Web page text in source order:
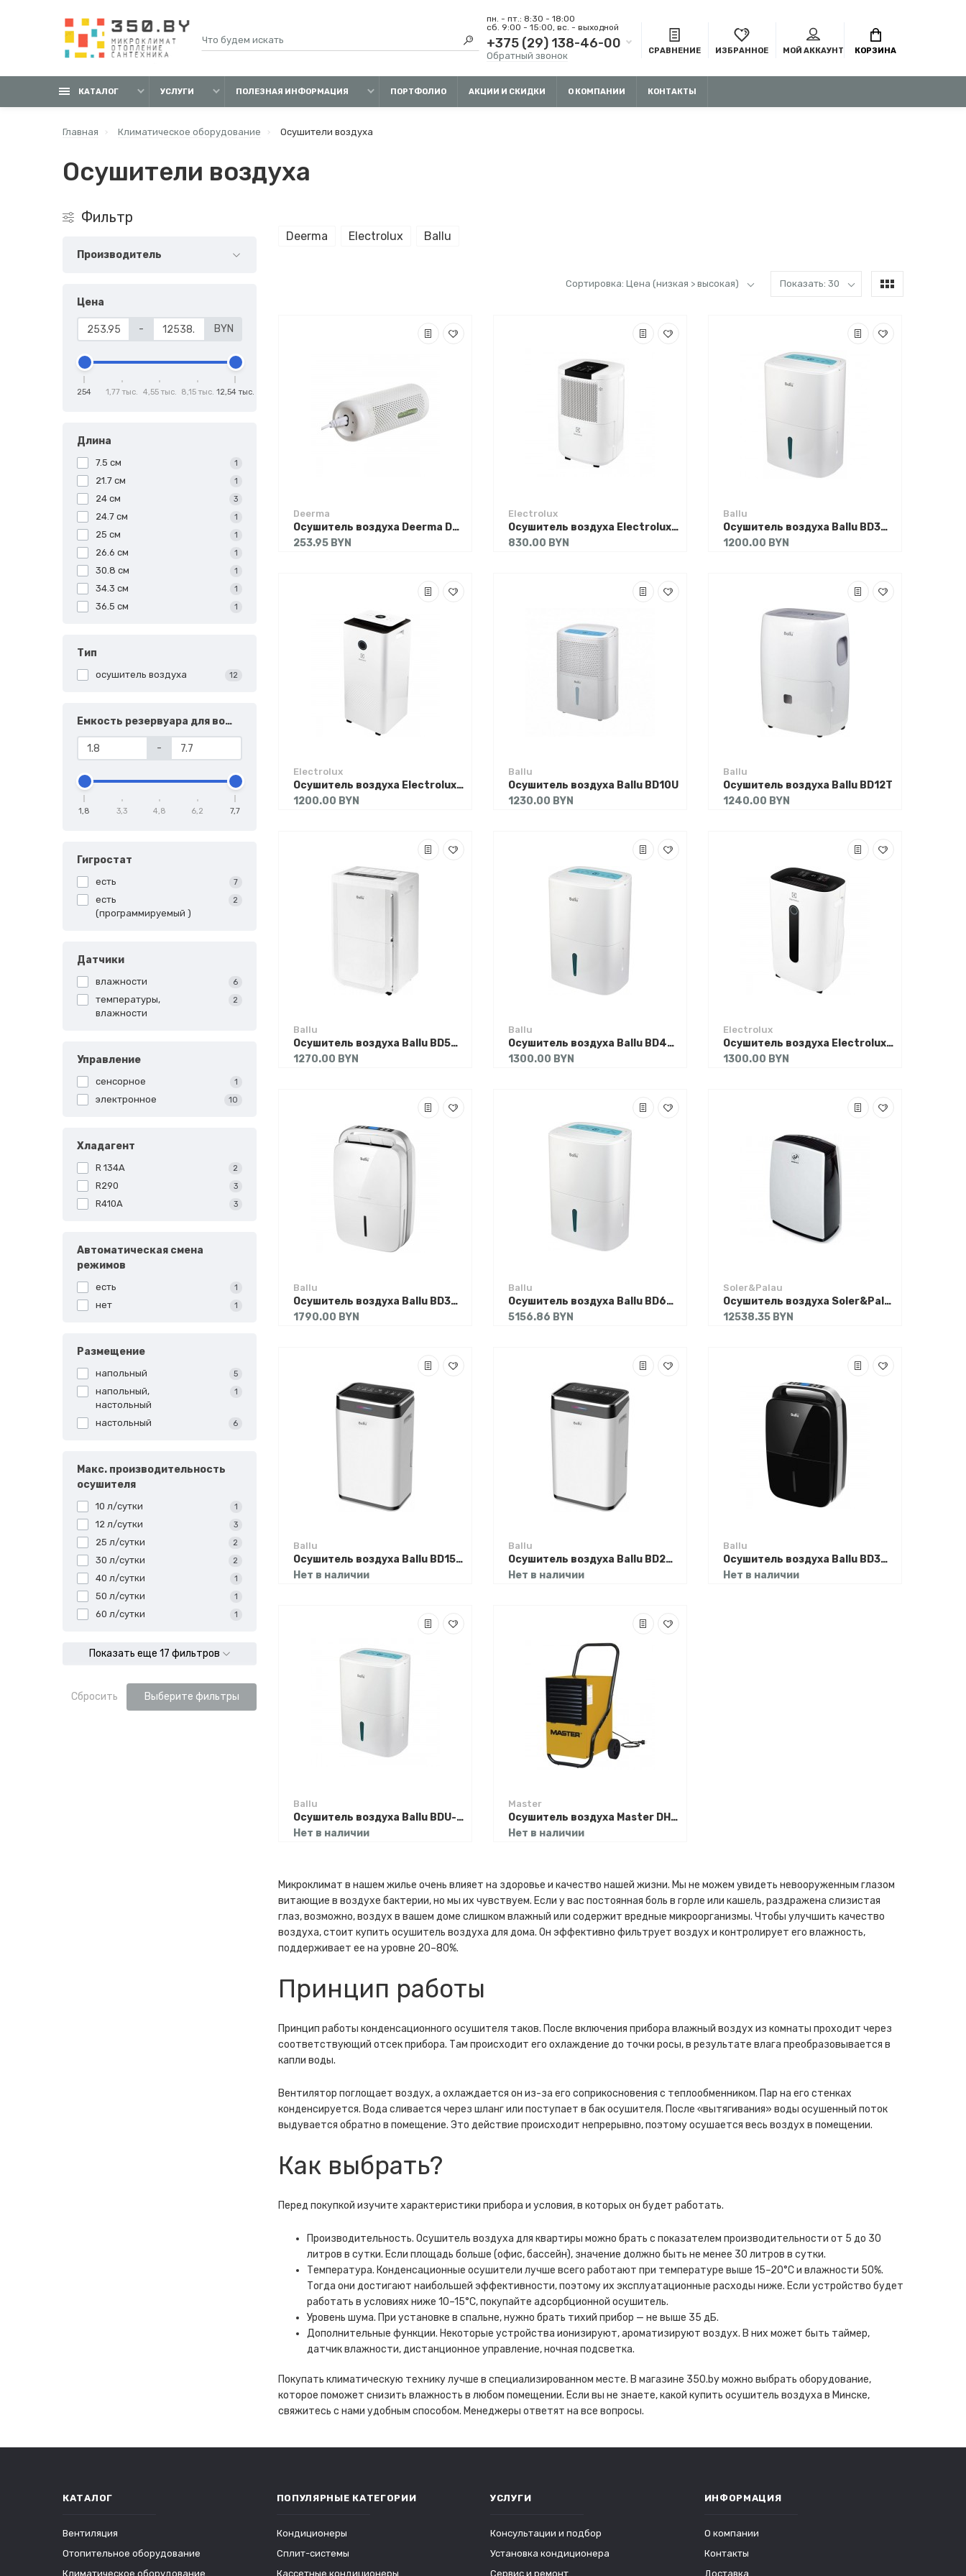
пн. - пт.: 8:30 - 18:00
сб. 9:00 - 15:00, вс. - выходной
+375 (29) 138-46-00
Обратный звонок СРАВНЕНИЕ ИЗБРАННОЕ МОЙ АККАУНТ КОРЗИНА
КАТАЛОГ УСЛУГИ ПОЛЕЗНАЯ ИНФОРМАЦИЯ ПОРТФОЛИО АКЦИИ И СКИДКИ О КОМПАНИИ КОНТАКТЫ
Главная Климатическое оборудование Осушители воздуха
Осушители воздуха
Фильтр
Производитель
Цена
- BYN
254 1,77 тыс. 4,55 тыс. 8,15 тыс. 12,54 тыс.
Длина
7.5 см 1
21.7 см 1
24 см 3
24.7 см 1
25 см 1
26.6 см 1
30.8 см 1
34.3 см 1
36.5 см 1
Тип
осушитель воздуха 12
Емкость резервуара для воды
-
1,8 3,3 4,8 6,2 7,7
Гигростат
есть 7
есть
(программируемый )
2
Датчики
влажности 6
температуры,
влажности
2
Управление
сенсорное 1
электронное 10
Хладагент
R 134A 2
R290 3
R410A 3
Автоматическая смена
режимов
есть 1
нет 1
Размещение
напольный 5
напольный,
настольный
1
настольный 6
Макс. производительность
осушителя
10 л/сутки 1
12 л/сутки 3
25 л/сутки 2
30 л/сутки 2
40 л/сутки 1
50 л/сутки 1
60 л/сутки 1
Показать еще 17 фильтров
Сбросить Выберите фильтры
Deerma Electrolux Ballu
Сортировка: Цена (низкая > высокая) Показать: 30
Deerma
Осушитель воздуха Deerma DEM-CS50MW
253.95 BYN
Electrolux
Осушитель воздуха Electrolux EDH-12L
830.00 BYN
Ballu
Осушитель воздуха Ballu BD30U
1200.00 BYN
Electrolux
Осушитель воздуха Electrolux EDH-25L
1200.00 BYN
Ballu
Осушитель воздуха Ballu BD10U
1230.00 BYN
Ballu
Осушитель воздуха Ballu BD12T
1240.00 BYN
Ballu
Осушитель воздуха Ballu BD50N
1270.00 BYN
Ballu
Осушитель воздуха Ballu BD40U
1300.00 BYN
Electrolux
Осушитель воздуха Electrolux EDM-25L
1300.00 BYN
Ballu
Осушитель воздуха Ballu BD30MN
1790.00 BYN
Ballu
Осушитель воздуха Ballu BD60U
5156.86 BYN
Soler&Palau
Осушитель воздуха Soler&Palau Dhum-12 E / 5261006100
12538.35 BYN
Ballu
Осушитель воздуха Ballu BD15ER
Нет в наличии
Ballu
Осушитель воздуха Ballu BD25ER
Нет в наличии
Ballu
Осушитель воздуха Ballu BD30MN (черный)
Нет в наличии
Ballu
Осушитель воздуха Ballu BDU-60L
Нет в наличии
Master
Осушитель воздуха Master DH 752
Нет в наличии
Микроклимат в нашем жилье очень влияет на здоровье и качество нашей жизни. Мы не можем увидеть невооруженным глазом
витающие в воздухе бактерии, но мы их чувствуем. Если у вас постоянная боль в горле или кашель, раздражена слизистая
глаз, возможно, воздух в вашем доме слишком влажный или содержит вредные микроорганизмы. Чтобы улучшить качество
воздуха, стоит купить осушитель воздуха для дома. Он эффективно фильтрует воздух и контролирует его влажность,
поддерживает ее на уровне 20–80%.
Принцип работы
Принцип работы конденсационного осушителя таков. После включения прибора влажный воздух из комнаты проходит через
соответствующий отсек прибора. Там происходит его охлаждение до точки росы, в результате влага преобразовывается в
капли воды.
Вентилятор поглощает воздух, а охлаждается он из-за его соприкосновения с теплообменником. Пар на его стенках
конденсируется. Вода сливается через шланг или поступает в бак осушителя. После «вытягивания» воды осушенный поток
выдувается обратно в помещение. Это действие происходит непрерывно, поэтому осушается весь воздух в помещении.
Как выбрать?
Перед покупкой изучите характеристики прибора и условия, в которых он будет работать.
Производительность. Осушитель воздуха для квартиры можно брать с показателем производительности от 5 до 30
литров в сутки. Если площадь больше (офис, бассейн), значение должно быть не менее 30 литров в сутки.
Температура. Конденсационные осушители лучше всего работают при температуре выше 15–20°C и влажности 50%.
Тогда они достигают наибольшей эффективности, поэтому их эксплуатационные расходы ниже. Если устройство будет
работать в условиях ниже 10–15°С, покупайте адсорбционной осушитель.
Уровень шума. При установке в спальне, нужно брать тихий прибор — не выше 35 дБ.
Дополнительные функции. Некоторые устройства ионизируют, ароматизируют воздух. В них может быть таймер,
датчик влажности, дистанционное управление, ночная подсветка.
Покупать климатическую технику лучше в специализированном месте. В магазине 350.by можно выбрать оборудование,
которое поможет снизить влажность в любом помещении. Если вы не знаете, какой купить осушитель воздуха в Минске,
свяжитесь с нами удобным способом. Менеджеры ответят на все вопросы.
КАТАЛОГ
Вентиляция
Отопительное оборудование
Климатическое оборудование
ПОПУЛЯРНЫЕ КАТЕГОРИИ
Кондиционеры
Сплит-системы
Кассетные кондиционеры
УСЛУГИ
Консультации и подбор
Установка кондиционера
Сервис и ремонт
ИНФОРМАЦИЯ
О компании
Контакты
Доставка